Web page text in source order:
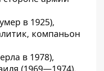
в 1925),
компаньон
в 1978),
(1969—1974).